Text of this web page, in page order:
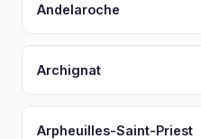
Andelaroche
Archignat
Arpheuilles-Saint-Priest